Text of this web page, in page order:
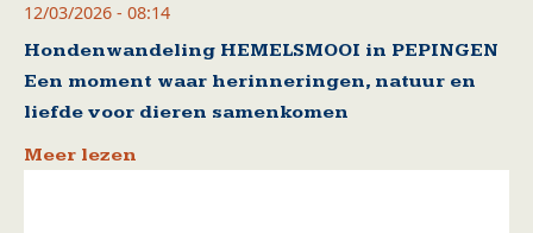
12/03/2026 - 08:14
Hondenwandeling HEMELSMOOI in PEPINGEN
Een moment waar herinneringen, natuur en
liefde voor dieren samenkomen
Meer lezen